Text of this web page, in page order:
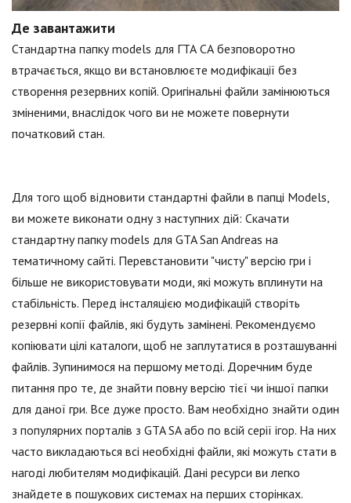
Де завантажити
Стандартна папку models для ГТА СА безповоротно
втрачається, якщо ви встановлюєте модифікації без
створення резервних копій. Оригінальні файли замінюються
зміненими, внаслідок чого ви не можете повернути
початковий стан.
Для того щоб відновити стандартні файли в папці Models,
ви можете виконати одну з наступних дій: Скачати
стандартну папку models для GTA San Andreas на
тематичному сайті. Перевстановити "чисту" версію гри і
більше не використовувати моди, які можуть вплинути на
стабільність. Перед інсталяцією модифікацій створіть
резервні копії файлів, які будуть замінені. Рекомендуємо
копіювати цілі каталоги, щоб не заплутатися в розташуванні
файлів. Зупинимося на першому методі. Доречним буде
питання про те, де знайти повну версію тієї чи іншої папки
для даної гри. Все дуже просто. Вам необхідно знайти один
з популярних порталів з GTA SA або по всій серії ігор. На них
часто викладаються всі необхідні файли, які можуть стати в
нагоді любителям модифікацій. Дані ресурси ви легко
знайдете в пошукових системах на перших сторінках.